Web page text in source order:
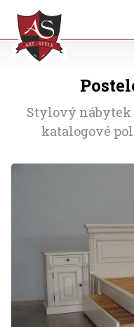
Stylový nábytek
katalogové